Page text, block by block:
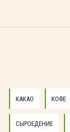
КАКАО КОФЕ
СЫРОЕДЕНИЕ